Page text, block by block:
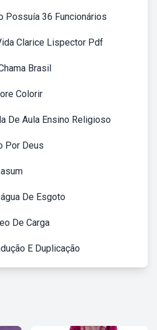
Possuía 36 Funcionários
Clarice Lispector Pdf
Brasil
Colorir
De Aula Ensino Religioso
Por Deus
De Esgoto
De Carga
E Duplicação